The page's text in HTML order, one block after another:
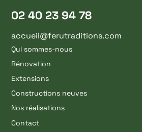
02 40 23 94 78
accueil@ferutraditions.com
Qui sommes-nous
Rénovation
Extensions
Constructions neuves
Nos réalisations
Contact